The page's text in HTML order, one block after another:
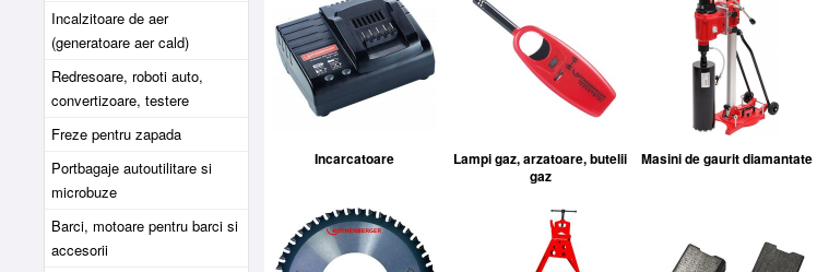
Incalzitoare de aer
(generatoare aer cald)
Redresoare, roboti auto,
convertizoare, testere
Freze pentru zapada
Portbagaje autoutilitare si
microbuze
Barci, motoare pentru barci si
accesorii
Incarcatoare
Lampi gaz, arzatoare, butelii
gaz
Masini de gaurit diamantate